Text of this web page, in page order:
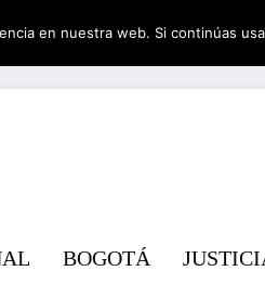
BOGOTÁ
en nuestra web. Si continúas